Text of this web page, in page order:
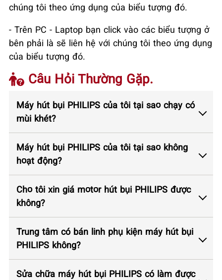
chúng tôi theo ứng dụng của biểu tượng đó.
- Trên PC - Laptop bạn click vào các biểu tượng ở
bên phải là sẽ liên hệ với chúng tôi theo ứng dụng
của biểu tượng đó.
Câu Hỏi Thường Gặp.
Máy hút bụi PHILIPS của tôi tại sao chạy có
mùi khét?
Máy hút bụi PHILIPS của tôi tại sao không
hoạt động?
Cho tôi xin giá motor hút bụi PHILIPS được
không?
Trung tâm có bán linh phụ kiện máy hút bụi
PHILIPS không?
Sửa chữa máy hút bụi PHILIPS có làm được